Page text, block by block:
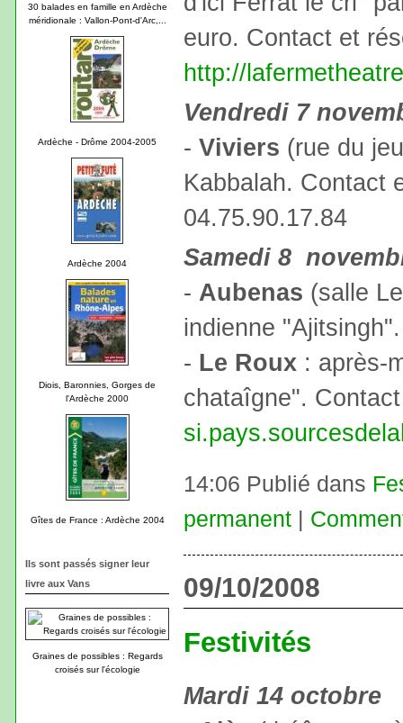
30 balades en famille en Ardèche
méridionale : Vallon-Pont-d'Arc,...
Ardèche - Drôme 2004-2005
Ardèche 2004
Diois, Baronnies, Gorges de
l'Ardèche 2000
Gîtes de France : Ardèche 2004
Ils sont passés signer leur
livre aux Vans
Graines de possibles : Regards
croisés sur l'écologie
euro. Contact et
http://
Vendredi 7
- Viviers (rue du
Kabbalah. Contact
04.75.90.17.84
Samedi 8
- Aubenas (salle
indienne
- Le Roux : après-
chataîgne".
14:06 Publié dans
permanent
09/10/2008
Festivités
Mardi 14 octobre